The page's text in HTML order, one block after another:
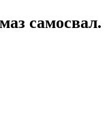
самосвал.